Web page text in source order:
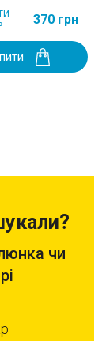
370 грн
чи